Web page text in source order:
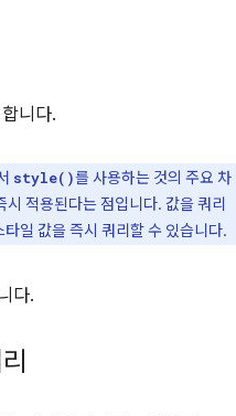
니다.
style()를 사용하는 것의 주요 차
시 적용된다는 점입니다. 값을 쿼리
일 값을 즉시 쿼리할 수 있습니다.
다.